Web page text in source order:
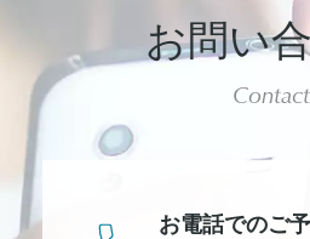
お問い
Contact
お電話でのご予